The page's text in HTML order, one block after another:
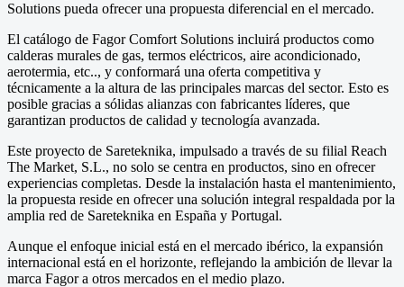
Solutions pueda ofrecer una propuesta diferencial en el mercado.
El catálogo de Fagor Comfort Solutions incluirá productos como
calderas murales de gas, termos eléctricos, aire acondicionado,
aerotermia, etc.., y conformará una oferta competitiva y
técnicamente a la altura de las principales marcas del sector. Esto es
posible gracias a sólidas alianzas con fabricantes líderes, que
garantizan productos de calidad y tecnología avanzada.
Este proyecto de Sareteknika, impulsado a través de su filial Reach
The Market, S.L., no solo se centra en productos, sino en ofrecer
experiencias completas. Desde la instalación hasta el mantenimiento,
la propuesta reside en ofrecer una solución integral respaldada por la
amplia red de Sareteknika en España y Portugal.
Aunque el enfoque inicial está en el mercado ibérico, la expansión
internacional está en el horizonte, reflejando la ambición de llevar la
marca Fagor a otros mercados en el medio plazo.